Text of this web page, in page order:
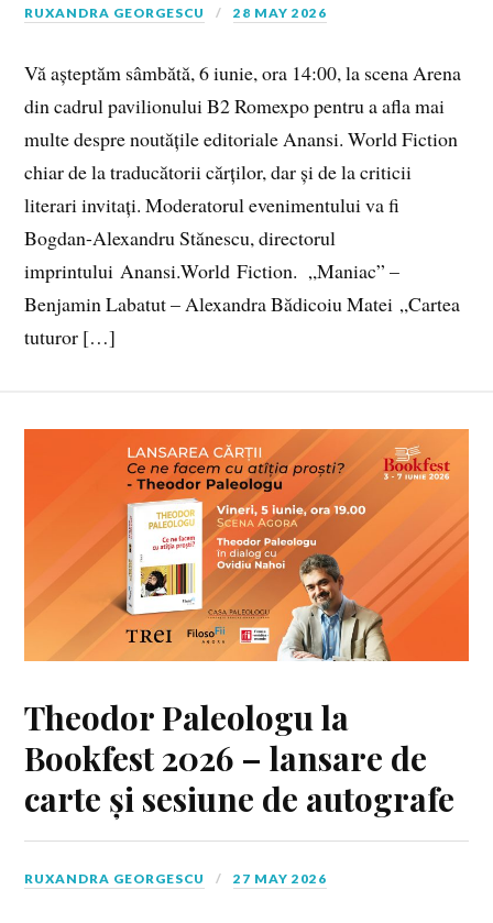
RUXANDRA GEORGESCU 28 MAY 2026
Vă așteptăm sâmbătă, 6 iunie, ora 14:00, la scena Arena
din cadrul pavilionului B2 Romexpo pentru a afla mai
multe despre noutățile editoriale Anansi. World Fiction
chiar de la traducătorii cărților, dar și de la criticii
literari invitați. Moderatorul evenimentului va fi
Bogdan-Alexandru Stănescu, directorul
imprintului Anansi.World Fiction. „Maniac” –
Benjamin Labatut – Alexandra Bădicoiu Matei „Cartea
tuturor […]
Theodor Paleologu la
Bookfest 2026 – lansare de
carte și sesiune de autografe
RUXANDRA GEORGESCU 27 MAY 2026